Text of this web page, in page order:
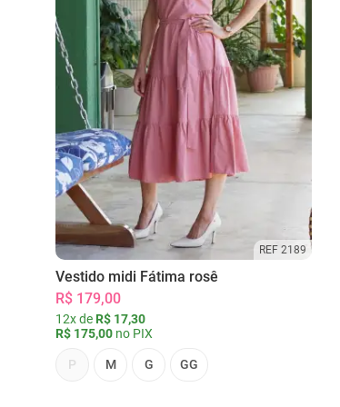
REF 2189
Vestido midi Fátima rosê
R$ 179,00
12x de R$ 17,30
R$ 175,00 no PIX
P M G GG